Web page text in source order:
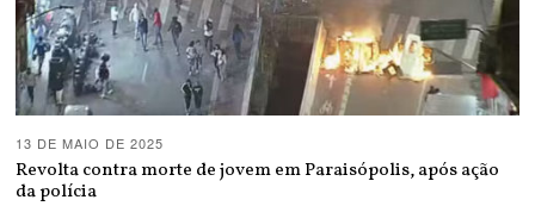
13 DE MAIO DE 2025
Revolta contra morte de jovem em Paraisópolis, após ação
da polícia